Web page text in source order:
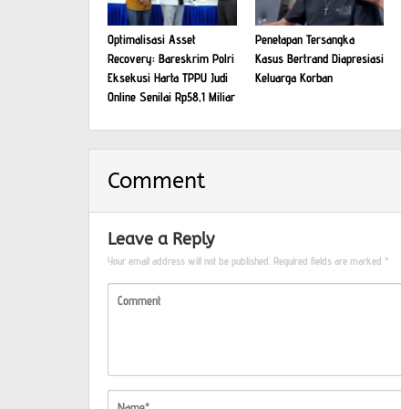
Optimalisasi Asset
Recovery: Bareskrim Polri
Eksekusi Harta TPPU Judi
Online Senilai Rp58,1 Miliar
Penetapan Tersangka
Kasus Bertrand Diapresiasi
Keluarga Korban
Comment
Leave a Reply
Your email address will not be published. Required fields are marked *